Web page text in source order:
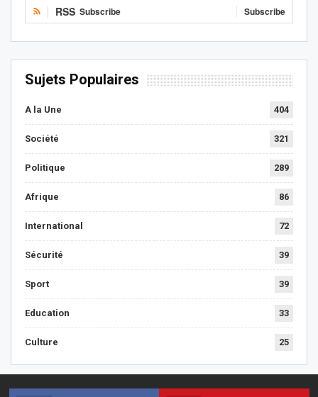
RSS Subscribe Subscribe
Sujets Populaires
A la Une 404
Société 321
Politique 289
Afrique 86
International 72
Sécurité 39
Sport 39
Education 33
Culture 25